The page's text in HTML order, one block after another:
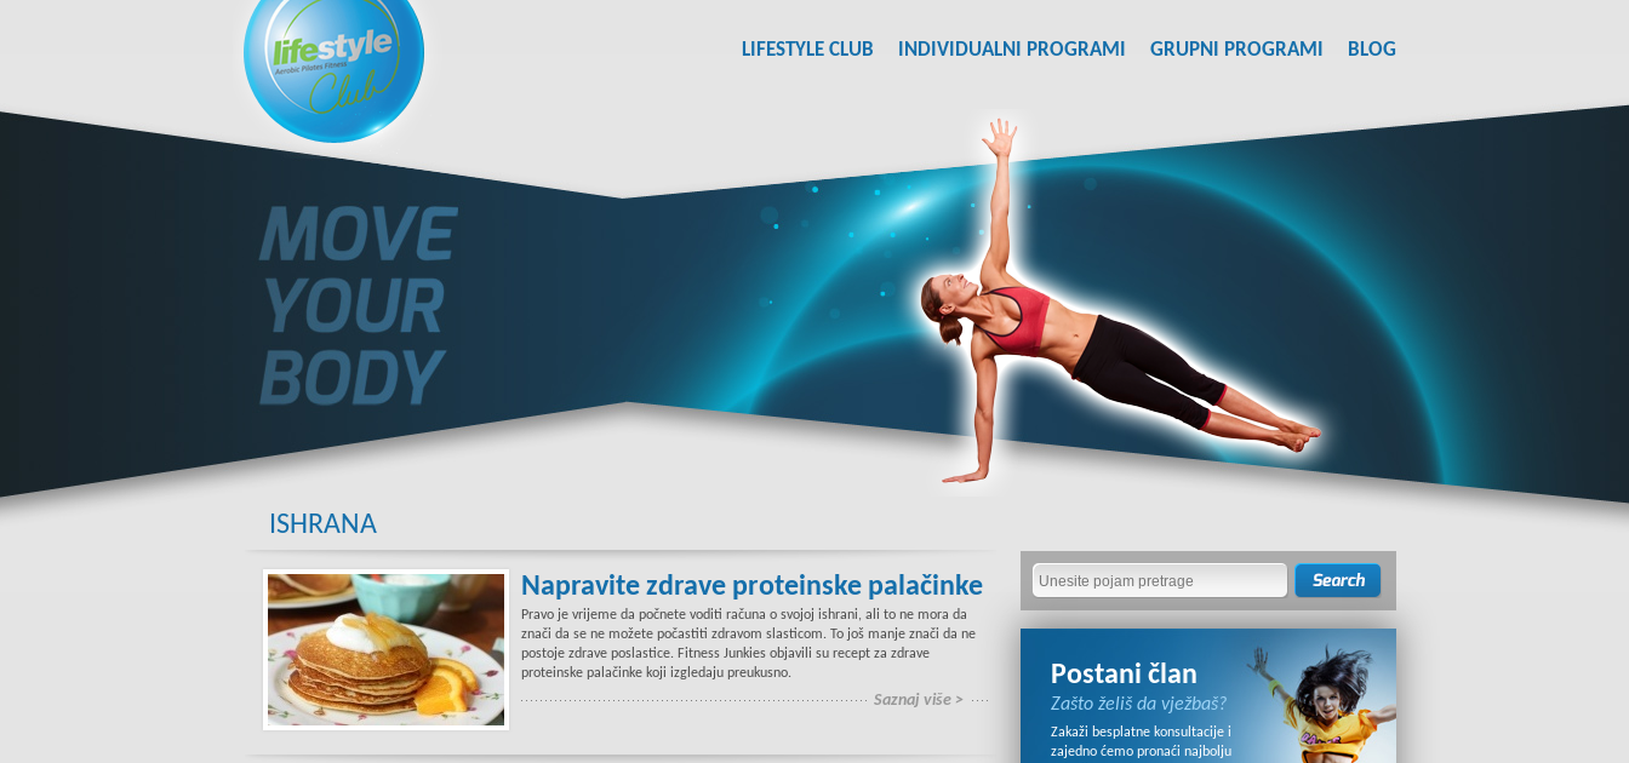
LIFESTYLE CLUB INDIVIDUALNI PROGRAMI GRUPNI PROGRAMI BLOG
ISHRANA
Napravite zdrave proteinske palačinke
Pravo je vrijeme da počnete voditi računa o svojoj ishrani, ali to ne mora da
znači da se ne možete počastiti zdravom slasticom. To još manje znači da ne
postoje zdrave poslastice. Fitness Junkies objavili su recept za zdrave
proteinske palačinke koji izgledaju preukusno.
Saznaj više >
Postani član
Zašto želiš da vježbaš?
Zakaži besplatne konsultacije i
zajedno ćemo pronaći najbolju